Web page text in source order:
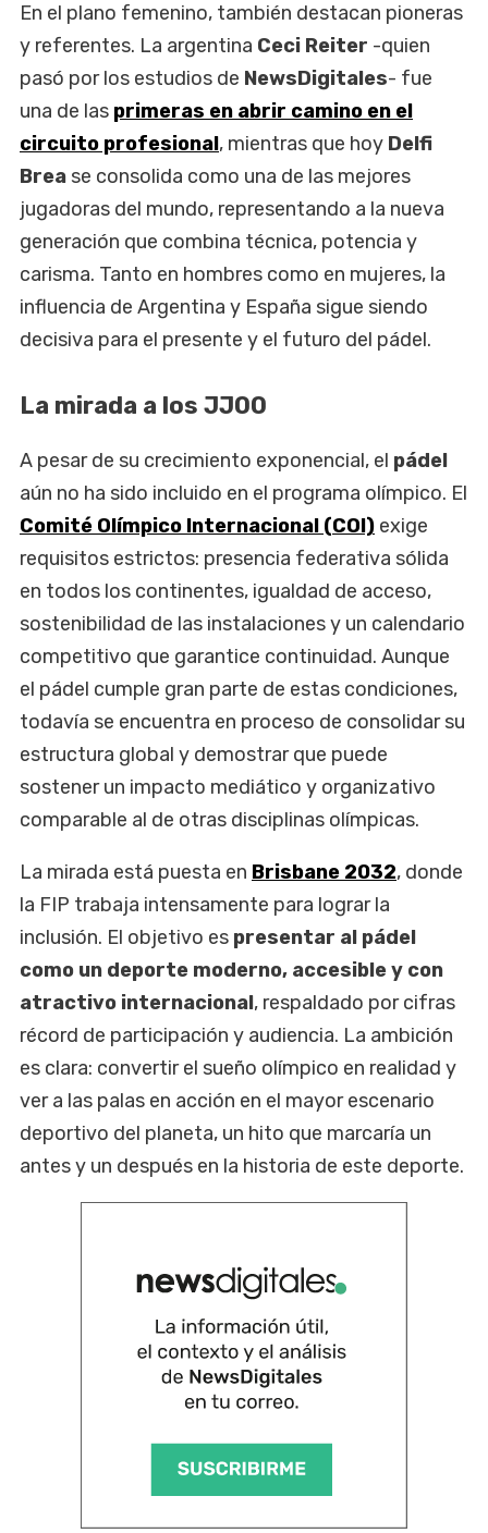
En el plano femenino, también destacan pioneras
y referentes. La argentina Ceci Reiter -quien
pasó por los estudios de NewsDigitales- fue
una de las primeras en abrir camino en el
circuito profesional, mientras que hoy Delfi
Brea se consolida como una de las mejores
jugadoras del mundo, representando a la nueva
generación que combina técnica, potencia y
carisma. Tanto en hombres como en mujeres, la
influencia de Argentina y España sigue siendo
decisiva para el presente y el futuro del pádel.
La mirada a los JJOO
A pesar de su crecimiento exponencial, el pádel
aún no ha sido incluido en el programa olímpico. El
Comité Olímpico Internacional (COI) exige
requisitos estrictos: presencia federativa sólida
en todos los continentes, igualdad de acceso,
sostenibilidad de las instalaciones y un calendario
competitivo que garantice continuidad. Aunque
el pádel cumple gran parte de estas condiciones,
todavía se encuentra en proceso de consolidar su
estructura global y demostrar que puede
sostener un impacto mediático y organizativo
comparable al de otras disciplinas olímpicas.
La mirada está puesta en Brisbane 2032, donde
la FIP trabaja intensamente para lograr la
inclusión. El objetivo es presentar al pádel
como un deporte moderno, accesible y con
atractivo internacional, respaldado por cifras
récord de participación y audiencia. La ambición
es clara: convertir el sueño olímpico en realidad y
ver a las palas en acción en el mayor escenario
deportivo del planeta, un hito que marcaría un
antes y un después en la historia de este deporte.